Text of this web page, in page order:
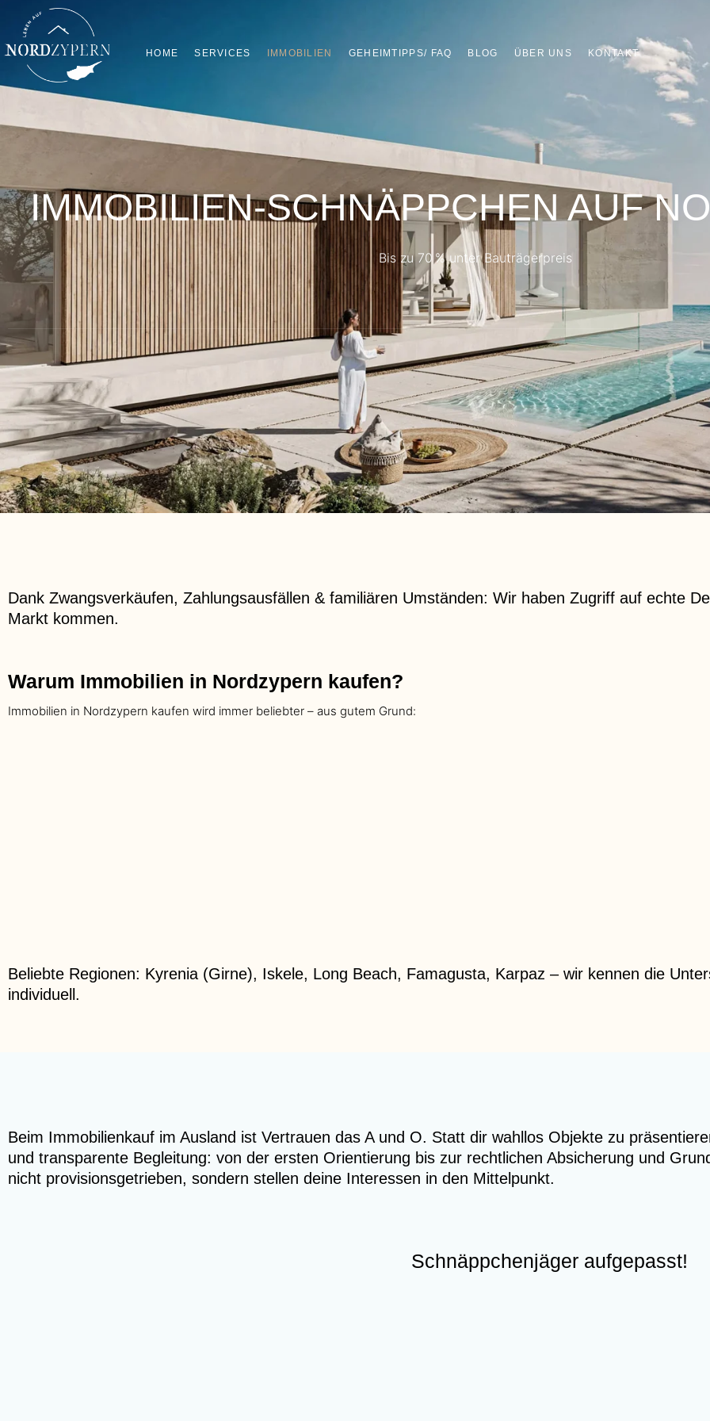
HOME SERVICES IMMOBILIEN GEHEIMTIPPS/ FAQ BLOG ÜBER UNS KONTAKT
IMMOBILIEN-SCHNÄPPCHEN AUF
Bis zu 70 % unter Bauträgerpreis
Dank Zwangsverkäufen, Zahlungsausfällen & familiären Umständen: Wir haben Zugriff auf echte
Markt kommen.
Warum Immobilien in Nordzypern kaufen?
Immobilien in Nordzypern kaufen wird immer beliebter – aus gutem Grund:
Beliebte Regionen: Kyrenia (Girne), Iskele, Long Beach, Famagusta, Karpaz – wir kennen die
individuell.
Beim Immobilienkauf im Ausland ist Vertrauen das A und O. Statt dir wahllos Objekte zu
und transparente Begleitung: von der ersten Orientierung bis zur rechtlichen Absicherung und
nicht provisionsgetrieben, sondern stellen deine Interessen in den Mittelpunkt.
Schnäppchenjäger aufgepasst!